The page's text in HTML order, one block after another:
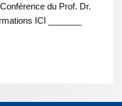
du Prof. Dr.
ICI _______